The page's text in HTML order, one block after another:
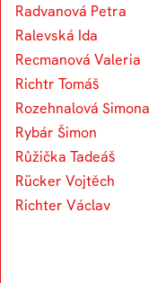
Radvanová Petra
Ralevská Ida
Recmanová Valeria
Richtr Tomáš
Rozehnalová Simona
Rybár Šimon
Růžička Tadeáš
Rücker Vojtěch
Richter Václav